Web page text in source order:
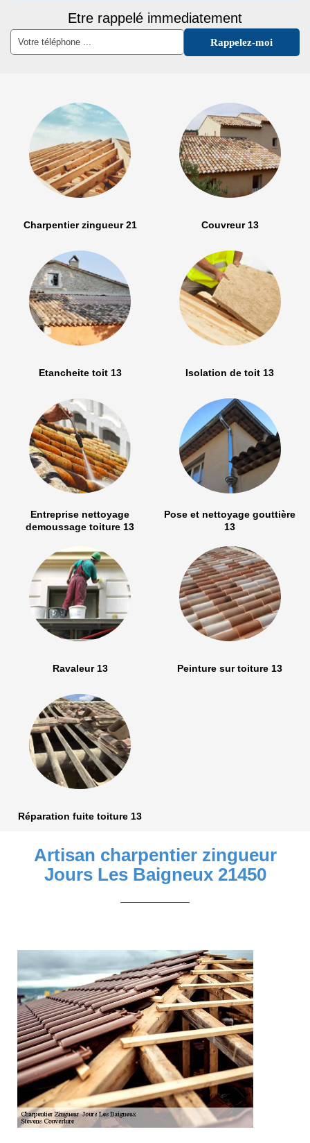
Etre rappelé immediatement
Charpentier zingueur 21 Couvreur 13
Etancheite toit 13 Isolation de toit 13
Entreprise nettoyage
demoussage toiture 13
Pose et nettoyage gouttière
13
Ravaleur 13 Peinture sur toiture 13
Réparation fuite toiture 13
Artisan charpentier zingueur
Jours Les Baigneux 21450